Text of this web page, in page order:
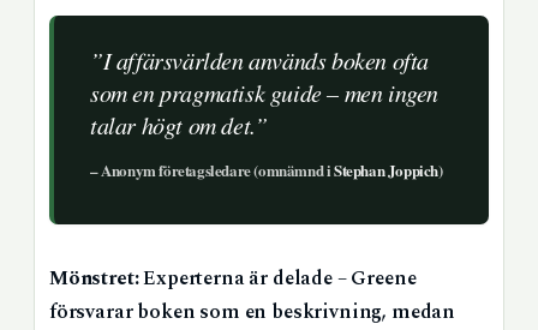
”I affärsvärlden används boken ofta
som en pragmatisk guide – men ingen
talar högt om det.”
– Anonym företagsledare (omnämnd iStephan Joppich)
Mönstret:Experterna är delade – Greene
försvarar boken som en beskrivning, medan